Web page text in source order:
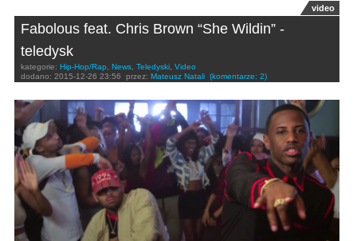
video
Fabolous feat. Chris Brown “She Wildin” -
teledysk
kategorie: Hip-Hop/Rap News Teledyski Video
dodano: 2015-12-26 23:56 przez: Mateusz Natali (komentarze: 2)